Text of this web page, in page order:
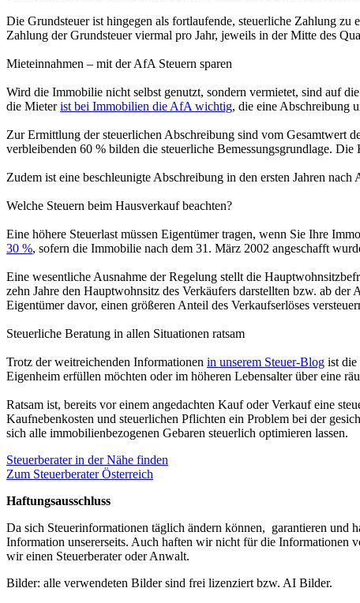
Die Grundsteuer ist hingegen als fortlaufende, steuerliche Zahlung
Zahlung der Grundsteuer viermal pro Jahr, jeweils in der Mitte des
Mieteinnahmen – mit der AfA Steuern sparen
Wird die Immobilie nicht selbst genutzt, sondern vermietet, sind auf
die Mieterist bei Immobilien die AfA wichtig, die eine Abschreibung
Zur Ermittlung der steuerlichen Abschreibung sind vom Gesamtwert
verbleibenden 60 % bilden die steuerliche Bemessungsgrundlage.
Zudem ist eine beschleunigte Abschreibung in den ersten Jahren
Welche Steuern beim Hausverkauf beachten?
Eine höhere Steuerlast müssen Eigentümer tragen, wenn Sie Ihre
30 %, sofern die Immobilie nach dem 31. März 2002 angeschafft
Eine wesentliche Ausnahme der Regelung stellt die
zehn Jahre den Hauptwohnsitz des Verkäufers darstellten bzw. ab
Eigentümer davor, einen größeren Anteil des Verkaufserlöses
Steuerliche Beratung in allen Situationen ratsam
Trotz der weitreichenden Informationen in unserem Steuer-Blog ist die
Eigenheim erfüllen möchten oder im höheren Lebensalter über eine
Ratsam ist, bereits vor einem angedachten Kauf oder Verkauf eine
Kaufnebenkosten und steuerlichen Pflichten ein Problem bei der
sich alle immobilienbezogenen Gebaren steuerlich optimieren lassen.
Steuerberater in der Nähe finden
Zum Steuerberater Österreich
Haftungsausschluss
Da sich Steuerinformationen täglich ändern können, garantieren
Information unsererseits. Auch haften wir nicht für die Informationen
wir einen Steuerberater oder Anwalt.
Bilder: alle verwendeten Bilder sind frei lizenziert bzw. AI Bilder.